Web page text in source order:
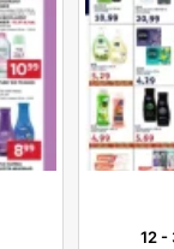
12-